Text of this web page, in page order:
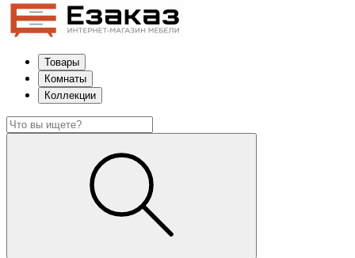
Товары
Комнаты
Коллекции